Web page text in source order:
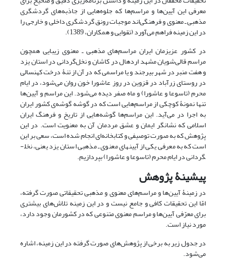
معرفی این آیین‌ها و مراسم‌ها که جلوه‌هایی از جاذبه‌های گردشگری
مذهبی ـ معنوی و فرهنگی‌اند موجبات رونق گردشگری داخلی و خارجی را
در این زمینه فراهم می‌آورد (تقوایی و همکاران، 1389).
در کشور عزیزمان ایران مراسم‌های مذهبی ـ معنوی زیبایی همچون
مراسم قالی‌شویان مشهد اردهال در کاشان و نخل‌گردانی در استان یزد
و هفت ‌منبر در شهر بیرجند و یا مراسمی که در آن از تنۀ درخت کهنسالی
در روستای زرآباد در قزوین در روز عاشورا خون روان می‌شود، در ایام
محرم (تاسوعا و عاشورا) و ماه صفر دیده می‌شود. این مراسم و آیین‌ها
تنها نمونۀ کوچکی از مراسم‌هایی است که در گوشه گوشه‌ی کشور ایران
به اجرا در می‌آید. این مراسم‌ها گوشه‌هایی از تاریخ و فرهنگ ایران
اسلامی که نشانگر ایمان و عشق مردمان آن به معنویت است. در این
پژوهش که به صورت توصیفی و کتابخانه‌ای انجام شده است، سعی بر این
است که به معرفی یکی از آیین­های معنوی ـ مذهبی استان یزد یعنی، نخل­
گردانی در ایام محرم (تاسوعا و عاشورا) بپردازیم.
پیشینۀ پژوهش
در زمینۀ آیین‌ها و مراسم‌های معنوی و مذهبی تحقیقاتی صورت گرفته،
امّا این تحقیقات کافی و جامع نیست و در این زمینه تلاش‌های بیشتری
برای معرّفی آیین‌ها و مراسم معنوی متنوعی که در کشورمان وجود دارد،
مورد نیاز است.
در جدول زیر به برخی از پژوهش‌های صورت گرفته در این زمینه، اشاره
می‌شود.